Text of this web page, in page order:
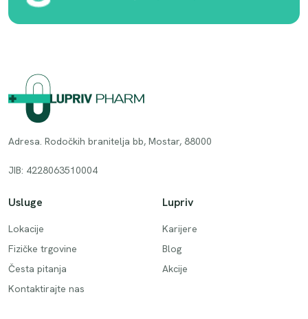
Adresa. Rodočkih branitelja bb, Mostar, 88000
JIB: 4228063510004
Usluge
Lokacije
Fizičke trgovine
Česta pitanja
Kontaktirajte nas
Lupriv
Karijere
Blog
Akcije